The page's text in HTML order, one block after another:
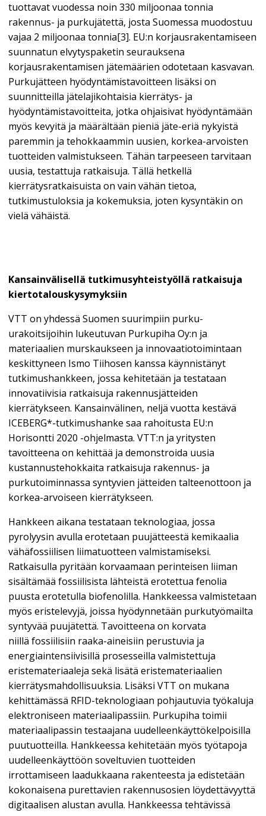
tuottavat vuodessa noin 330 miljoonaa tonnia
rakennus- ja purkujätettä, josta Suomessa muodostuu
vajaa 2 miljoonaa tonnia[3]. EU:n korjausrakentamiseen
suunnatun elvytyspaketin seurauksena
korjausrakentamisen jätemäärien odotetaan kasvavan.
Purkujätteen hyödyntämistavoitteen lisäksi on
suunnitteilla jätelajikohtaisia kierrätys- ja
hyödyntämistavoitteita, jotka ohjaisivat hyödyntämään
myös kevyitä ja määrältään pieniä jäte-eriä nykyistä
paremmin ja tehokkaammin uusien, korkea-arvoisten
tuotteiden valmistukseen. Tähän tarpeeseen tarvitaan
uusia, testattuja ratkaisuja. Tällä hetkellä
kierrätysratkaisuista on vain vähän tietoa,
tutkimustuloksia ja kokemuksia, joten kysyntäkin on
vielä vähäistä.
Kansainvälisellä tutkimusyhteistyöllä ratkaisuja
kiertotalouskysymyksiin
VTT on yhdessä Suomen suurimpiin purku-
urakoitsijoihin lukeutuvan Purkupiha Oy:n ja
materiaalien murskaukseen ja innovaatiotoimintaan
keskittyneen Ismo Tiihosen kanssa käynnistänyt
tutkimushankkeen, jossa kehitetään ja testataan
innovatiivisia ratkaisuja rakennusjätteiden
kierrätykseen. Kansainvälinen, neljä vuotta kestävä
ICEBERG*-tutkimushanke saa rahoitusta EU:n
Horisontti 2020 -ohjelmasta. VTT:n ja yritysten
tavoitteena on kehittää ja demonstroida uusia
kustannustehokkaita ratkaisuja rakennus- ja
purkutoiminnassa syntyvien jätteiden talteenottoon ja
korkea-arvoiseen kierrätykseen.
Hankkeen aikana testataan teknologiaa, jossa
pyrolyysin avulla erotetaan puujätteestä kemikaalia
vähäfossiilisen liimatuotteen valmistamiseksi.
Ratkaisulla pyritään korvaamaan perinteisen liiman
sisältämää fossiilisista lähteistä erotettua fenolia
puusta erotetulla biofenolilla. Hankkeessa valmistetaan
myös eristelevyjä, joissa hyödynnetään purkutyömailta
syntyvää puujätettä. Tavoitteena on korvata
niillä fossiilisiin raaka-aineisiin perustuvia ja
energiaintensiivisillä prosesseilla valmistettuja
eristemateriaaleja sekä lisätä eristemateriaalien
kierrätysmahdollisuuksia. Lisäksi VTT on mukana
kehittämässä RFID-teknologiaan pohjautuvia työkaluja
elektroniseen materiaalipassiin. Purkupiha toimii
materiaalipassin testaajana uudelleenkäyttökelpoisilla
puutuotteilla. Hankkeessa kehitetään myös työtapoja
uudelleenkäyttöön soveltuvien tuotteiden
irrottamiseen laadukkaana rakenteesta ja edistetään
kokonaisena purettavien rakennusosien löydettävyyttä
digitaalisen alustan avulla. Hankkeessa tehtävissä